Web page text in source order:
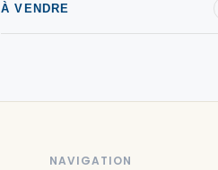
À VENDRE
NAVIGATION